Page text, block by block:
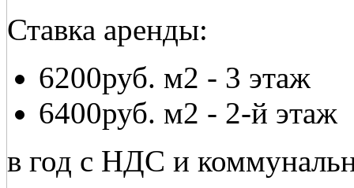
Ставка аренды:
6200руб. м2 - 3 этаж
6400руб. м2 - 2-й этаж
в год с НДС и